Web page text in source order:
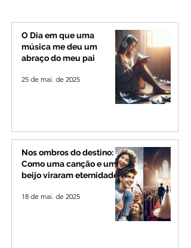
O Dia em que uma
música me deu um
abraço do meu pai
25 de mai. de 2025
Nos ombros do destino:
Como uma canção e um
beijo viraram eternidade
18 de mai. de 2025